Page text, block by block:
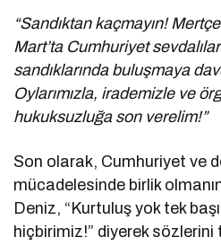
“Sandıktan kaçmayın!
Mart’ta Cumhuriyet
sandıklarında buluşmaya
Oylarımızla, irademizle ve
hukuksuzluğa son verelim!”
Son olarak, Cumhuriyet ve
mücadelesinde birlik
Deniz, “Kurtuluş yok tek
hiçbirimiz!” diyerek sözlerini